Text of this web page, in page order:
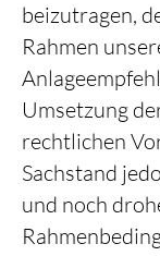
beizutragen,
Rahmen
Umsetzung
rechtlichen
Sachstand
und noch